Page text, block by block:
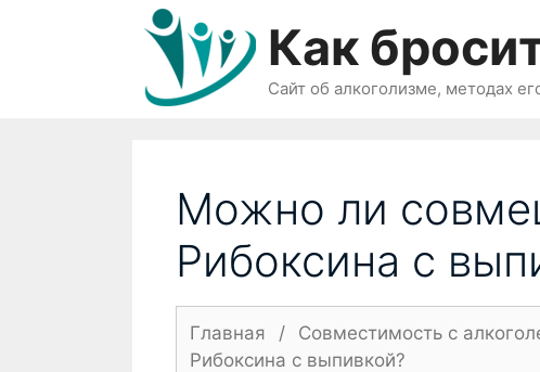
Как
Сайт об алкоголизме, методах
Можно ли
Рибоксина с
Главная / Совместимость с
Рибоксина с выпивкой?